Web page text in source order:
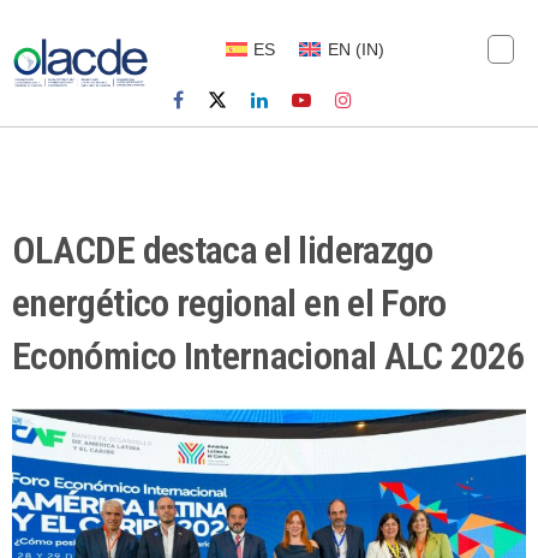
ES EN (IN)
OLACDE destaca el liderazgo
energético regional en el Foro
Económico Internacional ALC 2026